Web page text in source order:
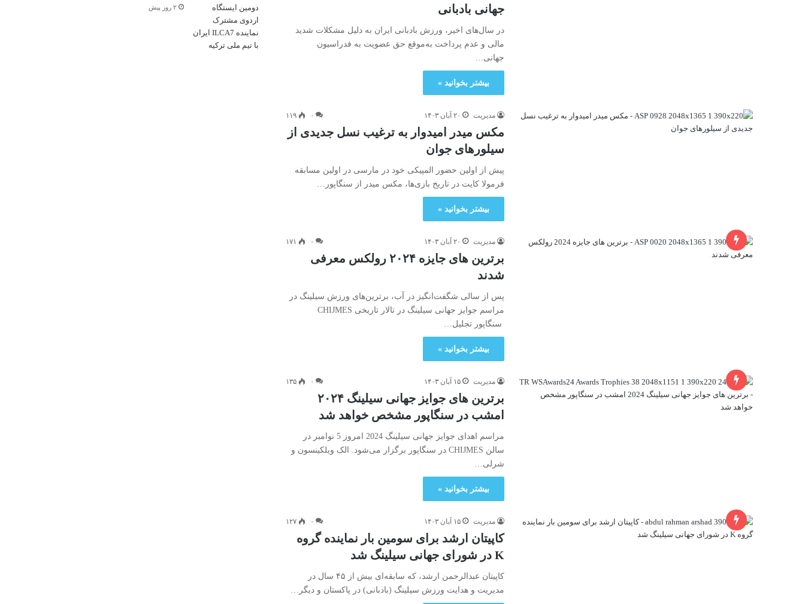
جهانی بادبانی
در سال‌های اخیر، ورزش بادبانی ایران به دلیل مشکلات شدید
مالی و عدم پرداخت به‌موقع حق عضویت به فدراسیون
جهانی…
بیشتر بخوانید »
مدیریت ۲۰ آبان ۱۴۰۳ ۰ ۱۱۹
مکس میدر امیدوار به ترغیب نسل جدیدی از
سیلورهای جوان
پیش از اولین حضور المپیکی خود در مارسی در اولین مسابقه
فرمولا کایت در تاریخ بازی‌ها، مکس میدر از سنگاپور…
بیشتر بخوانید »
مدیریت ۲۰ آبان ۱۴۰۳ ۰ ۱۷۱
برترین های جایزه ۲۰۲۴ رولکس معرفی
شدند
پس از سالی شگفت‌انگیز در آب، برترین‌های ورزش سیلینگ در
مراسم جوایز جهانی سیلینگ در تالار تاریخی CHIJMES
سنگاپور تجلیل…
بیشتر بخوانید »
مدیریت ۱۵ آبان ۱۴۰۳ ۰ ۱۳۵
برترین های جوایز جهانی سیلینگ ۲۰۲۴
امشب در سنگاپور مشخص خواهد شد
مراسم اهدای جوایز جهانی سیلینگ 2024 امروز 5 نوامبر در
سالن CHIJMES در سنگاپور برگزار می‌شود. الک ویلکینسون و
شرلی…
بیشتر بخوانید »
مدیریت ۱۵ آبان ۱۴۰۳ ۰ ۱۲۷
کاپیتان ارشد برای سومین بار نماینده گروه
K در شورای جهانی سیلینگ شد
کاپیتان عبدالرحمن ارشد، که سابقه‌ای بیش از ۴۵ سال در
مدیریت و هدایت ورزش سیلینگ (بادبانی) در پاکستان و دیگر…
۲ روز پیش